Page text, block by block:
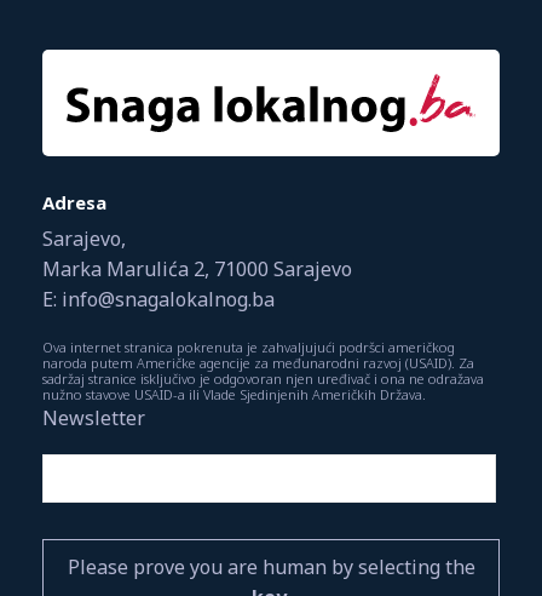
Adresa
Sarajevo,
Marka Marulića 2, 71000 Sarajevo
E: info@snagalokalnog.ba
Ova internet stranica pokrenuta je zahvaljujući podršci američkog
naroda putem Američke agencije za međunarodni razvoj (USAID). Za
sadržaj stranice isključivo je odgovoran njen uređivač i ona ne odražava
nužno stavove USAID-a ili Vlade Sjedinjenih Američkih Država.
Newsletter
Please prove you are human by selecting the